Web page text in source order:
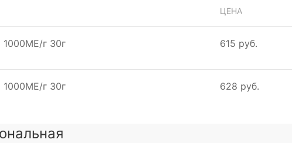
ЦЕНА
1000МЕ/г 30г 615 руб.
1000МЕ/г 30г 628 руб.